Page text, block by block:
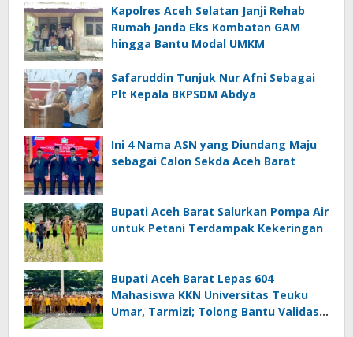
Kapolres Aceh Selatan Janji Rehab
Rumah Janda Eks Kombatan GAM
hingga Bantu Modal UMKM
Safaruddin Tunjuk Nur Afni Sebagai
Plt Kepala BKPSDM Abdya
Ini 4 Nama ASN yang Diundang Maju
sebagai Calon Sekda Aceh Barat
Bupati Aceh Barat Salurkan Pompa Air
untuk Petani Terdampak Kekeringan
Bupati Aceh Barat Lepas 604
Mahasiswa KKN Universitas Teuku
Umar, Tarmizi; Tolong Bantu Validasi